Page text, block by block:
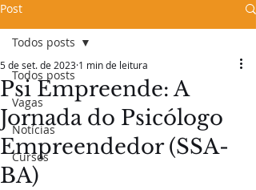
Post
Todos posts
Vagas
Notícias
Cursos
Todos posts
Psi Empreende: A
Jornada do Psicólogo
Empreendedor (SSA-
BA)
5 de set. de 2023 1 min de leitura